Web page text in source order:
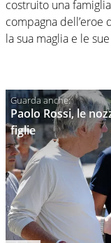
costruito una
compagna dell’eroe
la sua maglia e le
Paolo Rossi, le
figlie